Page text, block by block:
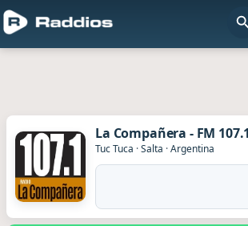
La Compañera - FM 107.1
Tuc Tuca ·Salta ·Argentina